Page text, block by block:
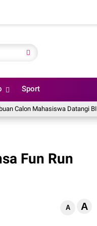
Sport
Mahasiswa Datangi BINUS
Fun Run
A A